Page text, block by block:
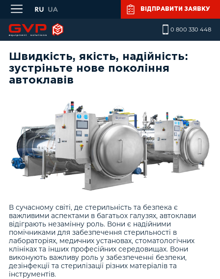
Skip to main content
ВІДПРАВИТИ ЗАЯВКУ
0 800 330 448
Швидкість, якість, надійність:
зустріньте нове покоління
автоклавів
В сучасному світі, де стерильність та безпека є
важливими аспектами в багатьох галузях, автоклави
відіграють незамінну роль. Вони є надійними
помічниками для забезпечення стерильності в
лабораторіях, медичних установах, стоматологічних
клініках та інших професійних середовищах. Вони
виконують важливу роль у забезпеченні безпеки,
дезінфекції та стерилізації різних матеріалів та
інструментів.